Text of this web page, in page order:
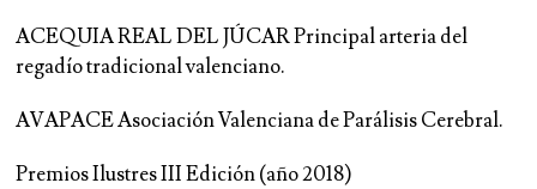
ACEQUIA REAL DEL JÚCAR Principal arteria del
regadío tradicional valenciano.
AVAPACE Asociación Valenciana de Parálisis Cerebral.
Premios Ilustres III Edición (año 2018)